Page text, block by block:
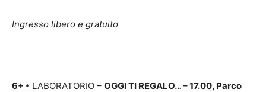
Ingresso libero e gratuito
6+ • LABORATORIO – OGGI TI REGALO… – 17.00, Parco